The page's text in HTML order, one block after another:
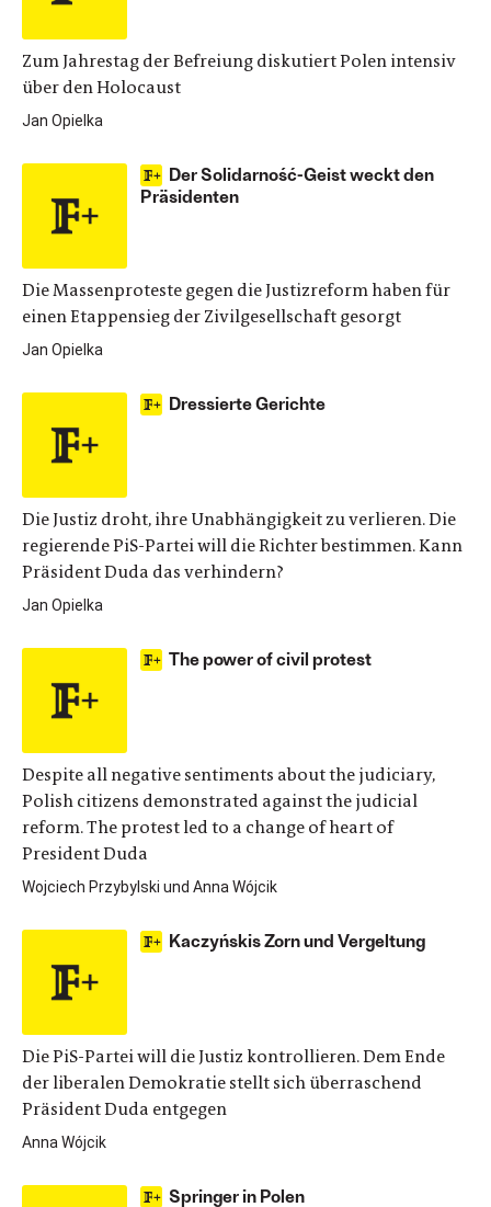
Zum Jahrestag der Befreiung diskutiert Polen intensiv
über den Holocaust
Jan Opielka
Der Solidarność-Geist weckt den
Präsidenten
Die Massenproteste gegen die Justizreform haben für
einen Etappensieg der Zivilgesellschaft gesorgt
Jan Opielka
Dressierte Gerichte
Die Justiz droht, ihre Unabhängigkeit zu verlieren. Die
regierende PiS-Partei will die Richter bestimmen. Kann
Präsident Duda das verhindern?
Jan Opielka
The power of civil protest
Despite all negative sentiments about the judiciary,
Polish citizens demonstrated against the judicial
reform. The protest led to a change of heart of
President Duda
Wojciech Przybylski und Anna Wójcik
Kaczyńskis Zorn und Vergeltung
Die PiS-Partei will die Justiz kontrollieren. Dem Ende
der liberalen Demokratie stellt sich überraschend
Präsident Duda entgegen
Anna Wójcik
Springer in Polen